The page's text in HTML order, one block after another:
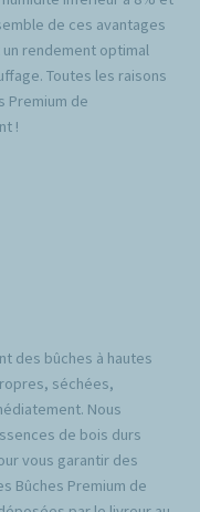
de ces avantages
rendement optimal
Toutes les raisons
Premium de
!
des bûches à hautes
séchées,
Nous
de bois durs
vous garantir des
Bûches Premium de